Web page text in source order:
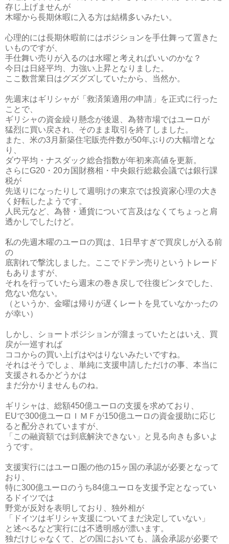
存じ上げませんが
木曜から長期休暇に入る方は結構多いみたい。
心理的には長期休暇前にはポジションを手仕舞って置きた
いものですが、
手仕舞い売りが入るのは水曜と考えればいいのかな？
今日は日経平均、力強い上昇となりました。
ここ数営業日はグズグズしていたから、当然か。
先週末はギリシャが「救済策適用の申請」を正式に行った
ことで、
ギリシャの資金繰り懸念が後退、為替市場ではユーロが
猛烈に買い戻され、そのまま取引を終了しました。
また、米の3月新築住宅販売件数が50年ぶりの大幅増とな
り、
ダウ平均・ナスダック総合指数が年初来高値を更新。
さらにG20・20カ国財務相・中央銀行総裁会議では銀行課
税が
先送りになったりして週明けの東京では投資家心理の大き
く好転したようです。
人民元など、為替・通貨について言及はなくてちょっと肩
透かしでしたけど。
私の先週木曜のユーロの買は、1日早すぎで買戻しが入る前
の
底割れで撃沈しました。ここでドテン売りというトレード
もありますが、
それを行っていたら週末の巻き戻しで往復ビンタでした、
危ない危ない。
（というか、金曜は帰りが遅くレートを見ていなかったの
が幸い）
しかし、ショートポジションが溜まっていたとはいえ、買
戻が一巡すれば
ココからの買い上げはやはりないみたいですね。
それはそうでしょ、単純に支援申請しただけの事、本当に
支援されるかどうかは
まだ分かりませんものね。
ギリシャは、総額450億ユーロの支援を求めており、
EUで300億ユーロＩＭＦが150億ユーロの資金援助に応じ
ると配分されていますが、
「この融資額では到底解決できない」と見る向きも多いよ
うです。
支援実行にはユーロ圏の他の15ヶ国の承認が必要となって
おり、
特に300億ユーロのうち84億ユーロを支援予定となってい
るドイツでは
野党が反対を表明しており、独外相が
「ドイツはギリシャ支援についてまだ決定していない」
と述べるなど実行には不透明感が漂います。
独だけじゃなくて、どの国においても、議会承認が必要で